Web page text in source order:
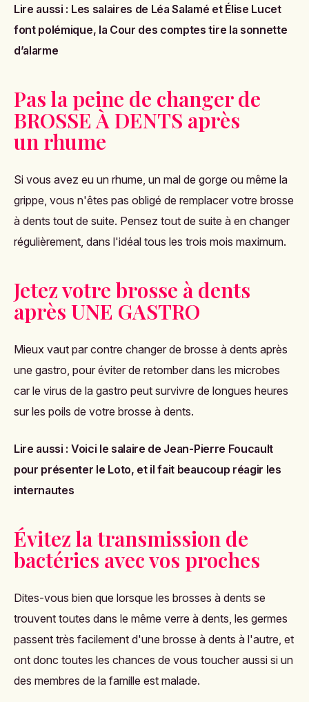
Lire aussi : Les salaires de Léa Salamé et Élise Lucet
font polémique, la Cour des comptes tire la sonnette
d’alarme
Pas la peine de changer de
BROSSE À DENTS après
un rhume
Si vous avez eu un rhume, un mal de gorge ou même la
grippe, vous n'êtes pas obligé de remplacer votre brosse
à dents tout de suite. Pensez tout de suite à en changer
régulièrement, dans l'idéal tous les trois mois maximum.
Jetez votre brosse à dents
après UNE GASTRO
Mieux vaut par contre changer de brosse à dents après
une gastro, pour éviter de retomber dans les microbes
car le virus de la gastro peut survivre de longues heures
sur les poils de votre brosse à dents.
Lire aussi : Voici le salaire de Jean-Pierre Foucault
pour présenter le Loto, et il fait beaucoup réagir les
internautes
Évitez la transmission de
bactéries avec vos proches
Dites-vous bien que lorsque les brosses à dents se
trouvent toutes dans le même verre à dents, les germes
passent très facilement d'une brosse à dents à l'autre, et
ont donc toutes les chances de vous toucher aussi si un
des membres de la famille est malade.